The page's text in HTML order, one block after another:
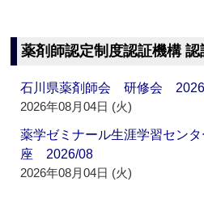
薬剤師認定制度認証機構
石川県薬剤師会 研修会
2026年08月04日 (火)
薬学ゼミナール生涯学習セン
座 2026/08
2026年08月04日 (火)